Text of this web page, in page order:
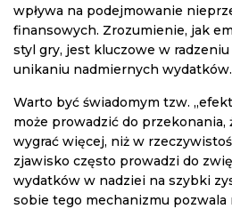
wpływa na podejmowanie
finansowych. Zrozumienie, jak
styl gry, jest kluczowe w
unikaniu nadmiernych wydatków.
Warto być świadomym tzw.
może prowadzić do przekonania,
wygrać więcej, niż w
zjawisko często prowadzi do
wydatków w nadziei na szybki
sobie tego mechanizmu pozwala